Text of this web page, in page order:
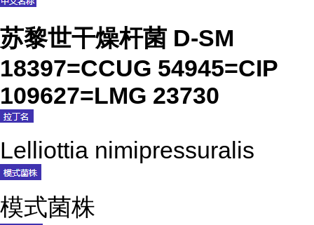
苏黎世干燥杆菌 D-SM
18397=CCUG 54945=CIP
109627=LMG 23730
Lelliottia nimipressuralis
模式菌株